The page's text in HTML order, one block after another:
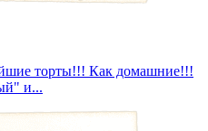
торты!!! Как домашние!!!
и...